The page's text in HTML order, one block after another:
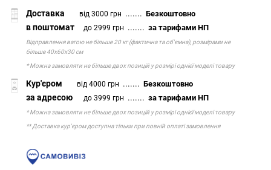
Доставка від 3000 грн .......Безкоштовно
в поштомат до 2999 грн .......за тарифами НП
Відправлення вагою не більше 20 кг (фактична та об'ємна), розмірами не
більше 40х60х30 см
* Можна замовляти не більше двох позицій у розмірі однієї моделі товару
Кур'єром від 4000 грн .......Безкоштовно
за адресою до 3999 грн .......за тарифами НП
* Можна замовляти не більше двох позицій у розмірі однієї моделі товару
** Доставка кур'єром доступна тільки при повній оплаті замовлення